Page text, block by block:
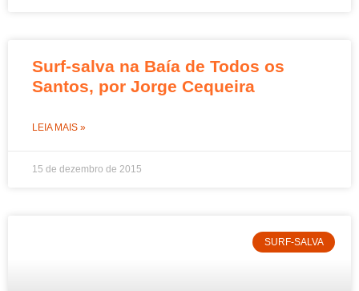
Surf-salva na Baía de Todos os
Santos, por Jorge Cequeira
LEIA MAIS »
15 de dezembro de 2015
SURF-SALVA